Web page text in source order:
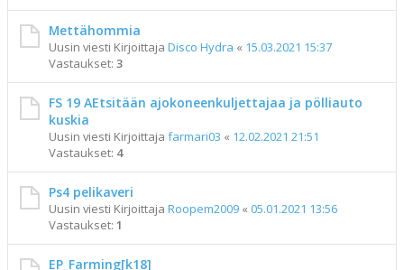
Mettähommia
Uusin viesti Kirjoittaja Disco Hydra « 15.03.2021 15:37
Vastaukset: 3
FS 19 AEtsitään ajokoneenkuljettajaa ja pölliauto
kuskia
Uusin viesti Kirjoittaja farmari03 « 12.02.2021 21:51
Vastaukset: 4
Ps4 pelikaveri
Uusin viesti Kirjoittaja Roopem2009 « 05.01.2021 13:56
Vastaukset: 1
EP_Farming[k18]